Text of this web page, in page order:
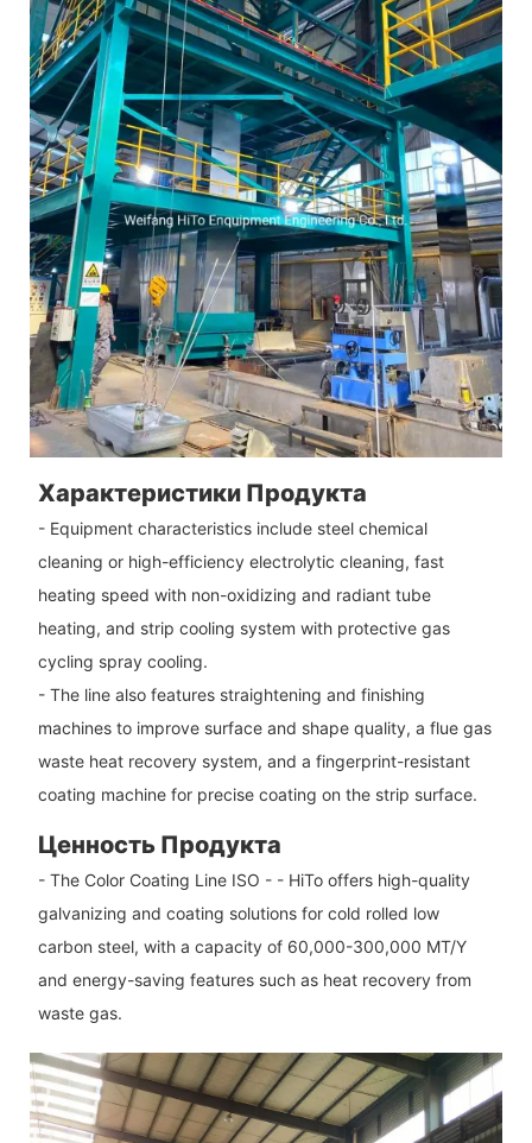
Характеристики Продукта
- Equipment characteristics include steel chemical
cleaning or high-efficiency electrolytic cleaning, fast
heating speed with non-oxidizing and radiant tube
heating, and strip cooling system with protective gas
cycling spray cooling.
- The line also features straightening and finishing
machines to improve surface and shape quality, a flue gas
waste heat recovery system, and a fingerprint-resistant
coating machine for precise coating on the strip surface.
Ценность Продукта
- The Color Coating Line ISO - - HiTo offers high-quality
galvanizing and coating solutions for cold rolled low
carbon steel, with a capacity of 60,000-300,000 MT/Y
and energy-saving features such as heat recovery from
waste gas.